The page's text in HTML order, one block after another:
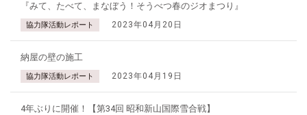
『みて、たべて、まなぼう！そうべつ春のジオまつり』
協力隊活動レポート 2023年04月20日
納屋の壁の施工
協力隊活動レポート 2023年04月19日
4年ぶりに開催！【第34回 昭和新山国際雪合戦】